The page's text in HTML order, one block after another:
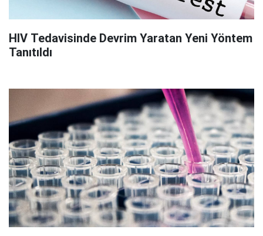
HIV Tedavisinde Devrim Yaratan Yeni Yöntem
Tanıtıldı